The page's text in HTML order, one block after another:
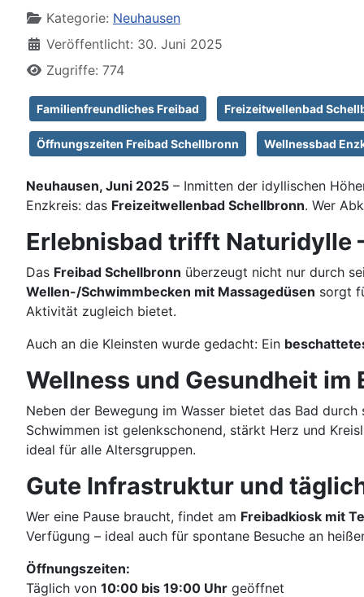
Kategorie: Neuhausen
Veröffentlicht: 30. Juni 2025
Zugriffe: 774
Familienfreundliches Freibad Freizeitwellenbad
Öffnungszeiten Freibad Schellbronn Wellnessbad
Neuhausen, Juni 2025 – Inmitten der idyllischen
Enzkreis: das Freizeitwellenbad Schellbronn. Wer
Erlebnisbad trifft Naturidylle
Das Freibad Schellbronn überzeugt nicht nur durch
Wellen-/Schwimmbecken mit Massagedüsen sorgt
Aktivität zugleich bietet.
Auch an die Kleinsten wurde gedacht: Ein
Wellness und Gesundheit im
Neben der Bewegung im Wasser bietet das Bad
Schwimmen ist gelenkschonend, stärkt Herz und
ideal für alle Altersgruppen.
Gute Infrastruktur und
Wer eine Pause braucht, findet am Freibadkiosk mit
Verfügung – ideal auch für spontane Besuche an
Öffnungszeiten:
Täglich von 10:00 bis 19:00 Uhr geöffnet